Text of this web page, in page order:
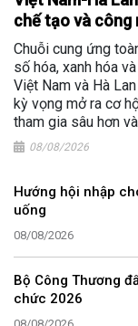
chế tạo và công
Chuỗi cung ứng
số hóa, xanh hóa
Việt Nam và Hà
kỳ vọng mở ra cơ
tham gia sâu hơn
08/08/2026
Hướng hội nhập
uống
08/08/2026
Bộ Công Thương
chức 2026